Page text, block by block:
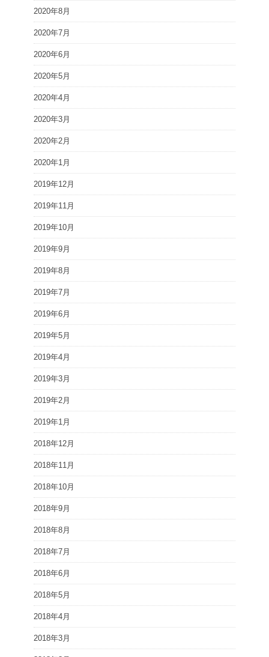
2020年8月
2020年7月
2020年6月
2020年5月
2020年4月
2020年3月
2020年2月
2020年1月
2019年12月
2019年11月
2019年10月
2019年9月
2019年8月
2019年7月
2019年6月
2019年5月
2019年4月
2019年3月
2019年2月
2019年1月
2018年12月
2018年11月
2018年10月
2018年9月
2018年8月
2018年7月
2018年6月
2018年5月
2018年4月
2018年3月